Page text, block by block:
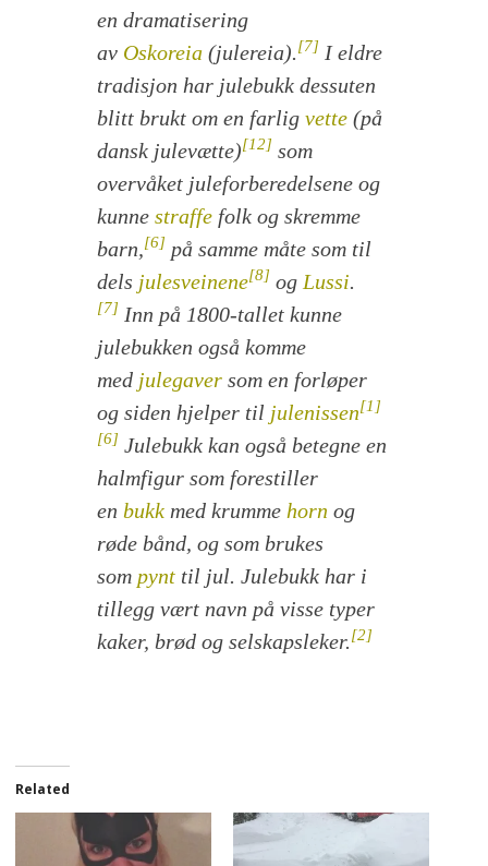
en dramatisering
av Oskoreia (julereia).[7] I eldre
tradisjon har julebukk dessuten
blitt brukt om en farligvette (på
dansk julevætte)[12] som
overvåket juleforberedelsene og
kunnestraffe folk og skremme
barn,[6] på samme måte som til
dels julesveinene[8] og Lussi.
[7] Inn på 1800-tallet kunne
julebukken også komme
med julegaver som en forløper
og siden hjelper til julenissen[1]
[6] Julebukk kan også betegne en
halmfigur som forestiller
enbukk med krumme horn og
røde bånd, og som brukes
som pynt til jul.Julebukk har i
tillegg vært navn på visse typer
kaker, brød og selskapsleker.[2]
Related